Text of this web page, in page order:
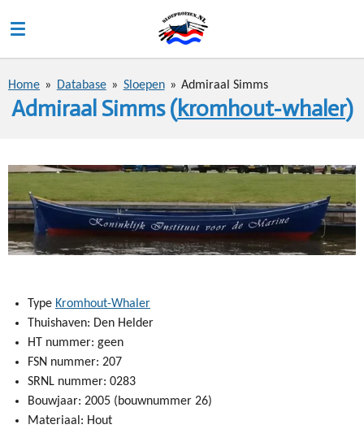
direct
naar
hoofdinhoud
Home » Database » Sloepen » Admiraal Simms
Admiraal Simms (kromhout-whaler)
Type Kromhout-Whaler
Thuishaven: Den Helder
HT nummer: geen
FSN nummer: 207
SRNL nummer: 0283
Bouwjaar: 2005 (bouwnummer 26)
Materiaal: Hout